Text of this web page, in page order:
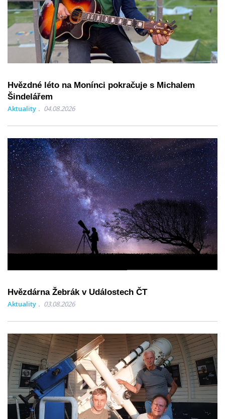
Hvězdné léto na Monínci pokračuje s Michalem
Šindelářem
Aktuality 04.08.2026
Hvězdárna Žebrák v Událostech ČT
Aktuality 03.08.2026